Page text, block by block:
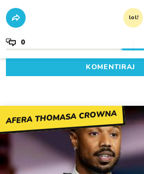
lol!
0
KOMENTIRAJ
AFERA THOMASA CROWNA